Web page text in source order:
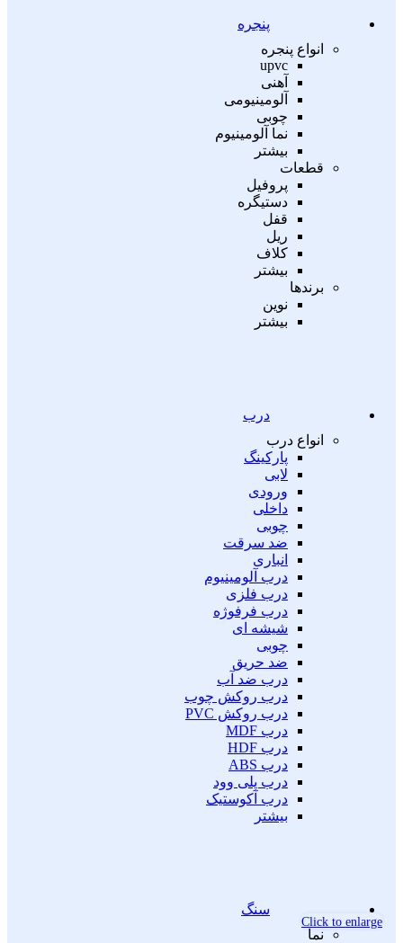
پنجره
انواع پنجره
upvc
آهنی
آلومینیومی
چوبی
نما آلومینیوم
بیشتر
قطعات
پروفیل
دستیگره
قفل
ریل
کلاف
بیشتر
برندها
نوین
بیشتر
درب
انواع درب
پارکینگ
لابی
ورودی
داخلی
چوبی
ضد سرقت
انباری
درب آلومینیوم
درب فلزی
درب فرفوژه
شیشه ای
چوبی
ضد حریق
درب ضد آب
درب روکش چوب
درب روکش PVC
درب MDF
درب HDF
درب ABS
درب پلی وود
درب آکوستیک
بیشتر
سنگ
نما
Click to enlarge